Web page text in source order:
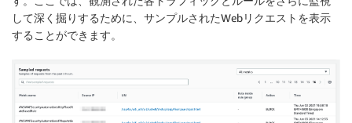
して深く掘りするために、サンプルされたWebリクエストを表示
することができます。